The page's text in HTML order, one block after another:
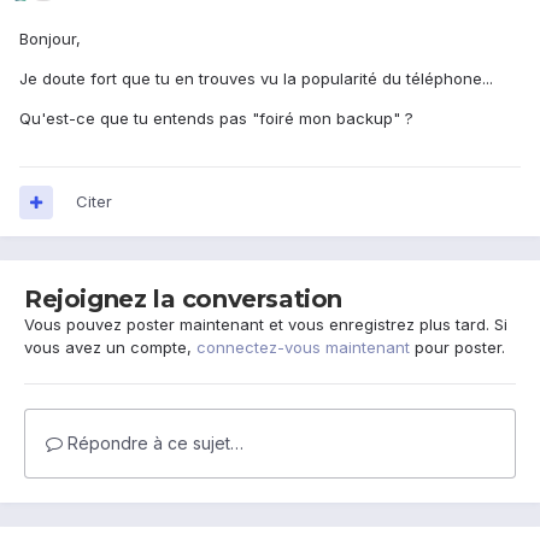
Bonjour,
Je doute fort que tu en trouves vu la popularité du téléphone...
Qu'est-ce que tu entends pas "foiré mon backup" ?
Citer
Rejoignez la conversation
Vous pouvez poster maintenant et vous enregistrez plus tard. Si
vous avez un compte, connectez-vous maintenant pour poster.
Répondre à ce sujet…